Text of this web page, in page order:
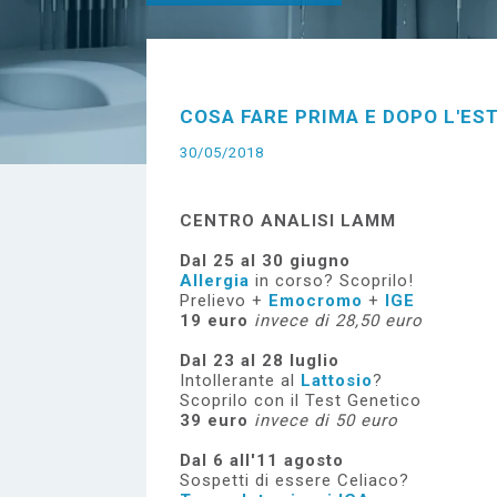
COSA FARE PRIMA E DOPO
30/05/2018
CENTRO ANALISI LAMM
Dal 25 al 30 giugno
Allergia in corso? Scoprilo!
Prelievo + Emocromo + IGE
19 euro invece di 28,50 euro
Dal 23 al 28 luglio
Intollerante al Lattosio?
Scoprilo con il Test Genetico
39 euro invece di 50 euro
Dal 6 all'11 agosto
Sospetti di essere Celiaco?